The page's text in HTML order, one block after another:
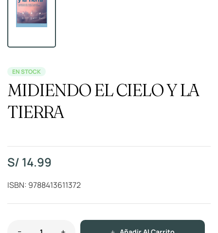
EN STOCK
MIDIENDO EL CIELO Y LA
TIERRA
S/ 14.99
ISBN: 9788413611372